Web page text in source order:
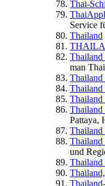
Thai-
Service
Thailand
Thailand
man
Thailand
Thailand
Thailand
Thailand
Pattaya,
Thailand
und
Thailand